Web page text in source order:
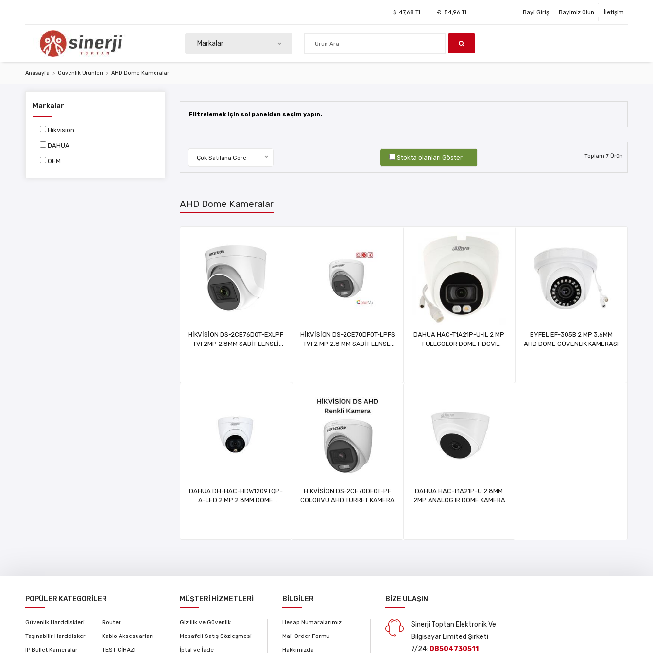
$: 47,68 TL €: 54,96TL Bayi Giriş Bayimiz Olun İletişim
Markalar
Anasayfa Güvenlik Ürünleri AHD Dome Kameralar
Markalar
Hikvision
DAHUA
OEM
Filtrelemek için sol panelden seçim yapın.
Çok Satılana Göre Stokta olanları Göster Toplam 7 Ürün
AHD Dome Kameralar
HİKVİSİON DS-2CE76D0T-EXLPF
TVI 2MP 2.8MM SABİT LENSLİ
HİKVİSİON DS-2CE70DF0T-LPFS
TVI 2 MP 2.8 MM SABİT LENSLİ
DAHUA HAC-T1A21P-U-IL 2 MP
FULLCOLOR DOME HDCVI
EYFEL EF-305B 2 MP 3.6MM
AHD DOME GÜVENLIK KAMERASI
DAHUA DH-HAC-HDW1209TQP-
A-LED 2 MP 2.8MM DOME
HİKVİSİON DS-2CE70DF0T-PF
COLORVU AHD TURRET KAMERA
DAHUA HAC-T1A21P-U 2.8MM
2MP ANALOG IR DOME KAMERA
POPÜLER KATEGORİLER
Güvenlik Harddiskleri
Taşınabilir Harddisker
IP Bullet Kameralar
Router
Kablo Aksesuarları
TEST CİHAZI
MÜŞTERİ HİZMETLERİ
Gizlilik ve Güvenlik
Mesafeli Satış Sözleşmesi
İptal ve İade
BİLGİLER
Hesap Numaralarımız
Mail Order Formu
Hakkımızda
BİZE ULAŞIN
Sinerji Toptan Elektronik Ve
Bilgisayar Limited Şirketi
7/24: 08504730511